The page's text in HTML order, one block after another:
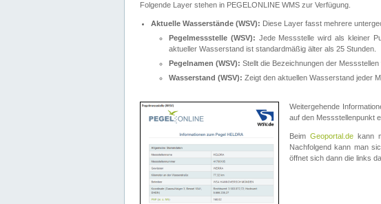
Folgende Layer stehen in PEGELONLINE WMS zur Verfügung.
Aktuelle Wasserstände (WSV): Diese Layer fasst mehrere
Pegelmessstelle (WSV): Jede Messstelle wird als kleiner
aktueller Wasserstand ist standardmäßig älter als 25 Stunden.
Pegelnamen (WSV): Stellt die Bezeichnungen der
Wasserstand (WSV): Zeigt den aktuellen Wasserstand jeder
Weitergehende
auf den Messstellenpunkt
Beim Geoportal.de kann
Nachfolgend kann man
öffnet sich dann die links